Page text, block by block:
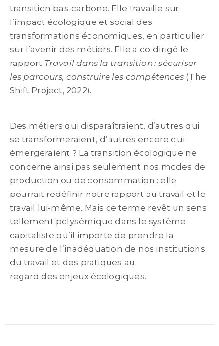
transition bas-carbone. Elle travaille sur
l’impact écologique et social des
transformations économiques, en particulier
sur l’avenir des métiers. Elle a co-dirigé le
rapport Travail dans la transition : sécuriser
les parcours, construire les compétences (The
Shift Project, 2022).
Des métiers qui disparaîtraient, d’autres qui
se transformeraient, d’autres encore qui
émergeraient ? La transition écologique ne
concerne ainsi pas seulement nos modes de
production ou de consommation : elle
pourrait redéfinir notre rapport au travail et le
travail lui-même. Mais ce terme revêt un sens
tellement polysémique dans le système
capitaliste qu’il importe de prendre la
mesure de l’inadéquation de nos institutions
du travail et des pratiques au
regard des enjeux écologiques.